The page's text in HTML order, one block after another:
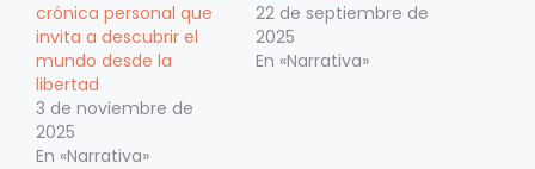
crónica personal que
invita a descubrir el
mundo desde la
libertad
3 de noviembre de
2025
En «Narrativa»
22 de septiembre de
2025
En «Narrativa»